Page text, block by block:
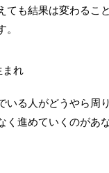
ても結果は変わるこ
れ
いる人がどうやら周
く進めていくのがあ